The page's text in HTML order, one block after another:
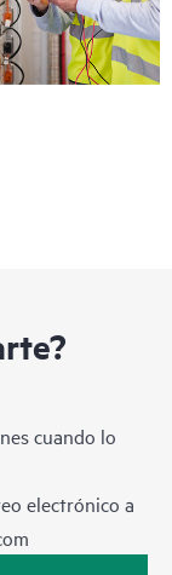
cuando lo
electrónico a